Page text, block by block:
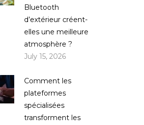
Bluetooth
d’extérieur créent-
elles une meilleure
atmosphère ?
July 15, 2026
Comment les
plateformes
spécialisées
transforment les